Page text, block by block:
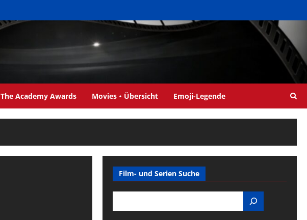
The Academy Awards Movies・Übersicht Emoji-Legende
Film- und Serien Suche